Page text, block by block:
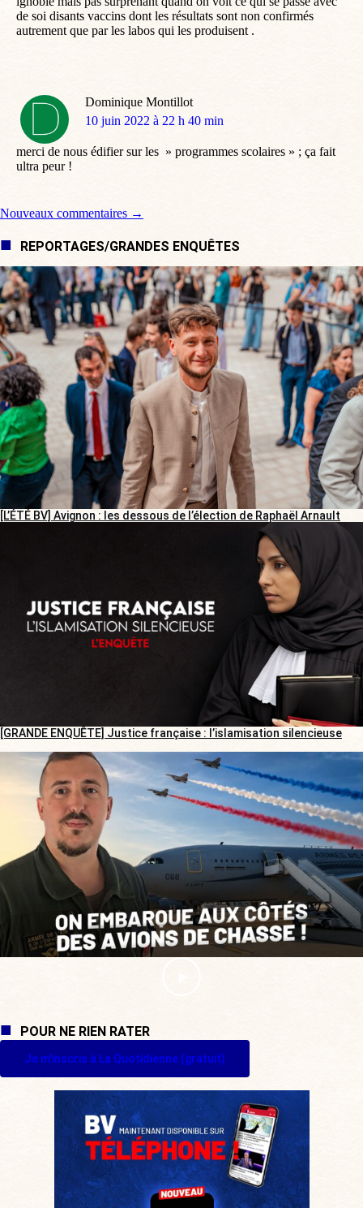
de soi disants vaccins dont les résultats sont non confirmés
autrement que par les labos qui les produisent .
Dominique Montillot
dit
10 juin 2022 à 22 h 40 min
merci de nous édifier sur les » programmes scolaires » ; ça fait
ultra peur !
Navigation de commentaire
Nouveaux commentaires →
REPORTAGES/GRANDES ENQUÊTES
[L’ÉTÉ BV] Avignon : les dessous de l’élection de Raphaël Arnault
[GRANDE ENQUÊTE] Justice française : l’islamisation silencieuse
POUR NE RIEN RATER
Je m'inscris à La Quotidienne (gratuit)